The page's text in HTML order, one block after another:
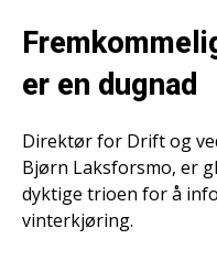
er en dugnad
Direktør for Drift og
Bjørn Laksforsmo, er
dyktige trioen for å
vinterkjøring.